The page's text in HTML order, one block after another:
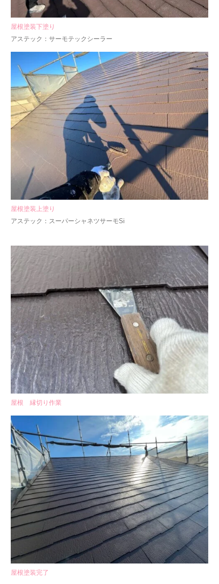
屋根塗装下塗り
アステック：サーモテックシーラー
屋根塗装上塗り
アステック：スーパーシャネツサーモSi
屋根 縁切り作業
屋根塗装完了